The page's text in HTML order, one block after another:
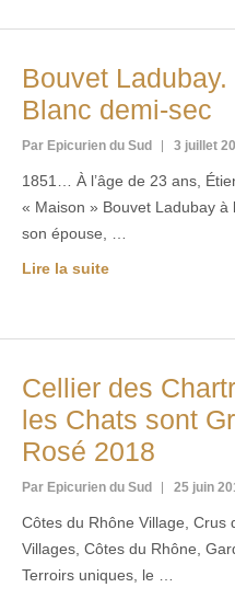
Bouvet
Blanc demi-sec
Par Epicurien du Sud 3 juillet
1851… À l’âge de 23 ans,
« Maison » Bouvet Ladubay
son épouse, …
Lire la suite
Cellier des
les Chats sont
Rosé 2018
Par Epicurien du Sud 25 juin
Côtes du Rhône Village, Crus
Villages, Côtes du Rhône,
Terroirs uniques, le …